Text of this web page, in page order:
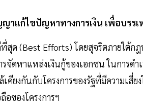
าแก้ไขปัญหาทางการเงิน เพื่อบรรเ
สุด (Best Efforts) โดยสุจริตภายใต้
ดหาแหล่งเงินกู้ของเอกชน ในการดำ
คียงกันกับโครงการของรัฐที่มีความเ
ของโครงการฯ